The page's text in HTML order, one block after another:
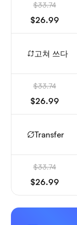
$33.74
$26.99
고쳐 쓰다
$33.74
$26.99
Transfer
$33.74
$26.99